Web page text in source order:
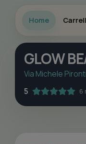
Home
GLOW
Via Michele
5
6